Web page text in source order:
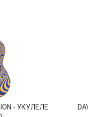
- УКУЛЕЛЕ